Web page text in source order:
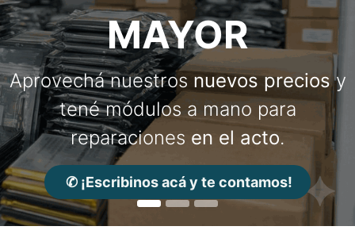
MAYOR
Aprovechá nuestros nuevos preciosy
tené módulos a mano para
reparaciones en el acto.
✆ ¡Escribinos acá y te contamos!